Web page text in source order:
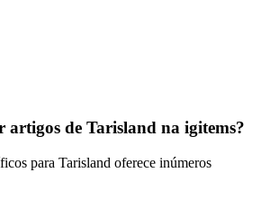
artigos de Tarisland na igitems?
para Tarisland oferece inúmeros